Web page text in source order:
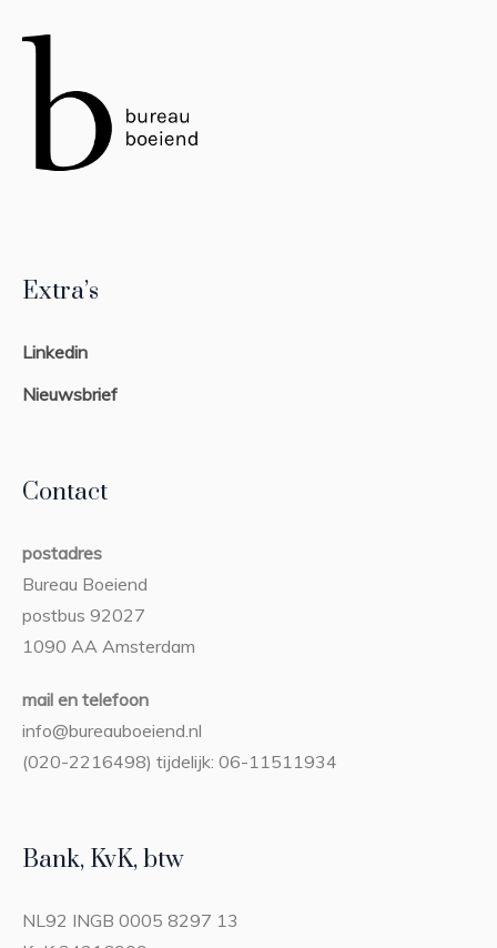
Extra’s
Linkedin
Nieuwsbrief
Contact
postadres
Bureau Boeiend
postbus 92027
1090 AA Amsterdam
mail en telefoon
info@bureauboeiend.nl
(020-2216498) tijdelijk: 06-11511934
Bank, KvK, btw
NL92 INGB 0005 8297 13